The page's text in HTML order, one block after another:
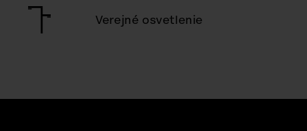
Verejné osvetlenie